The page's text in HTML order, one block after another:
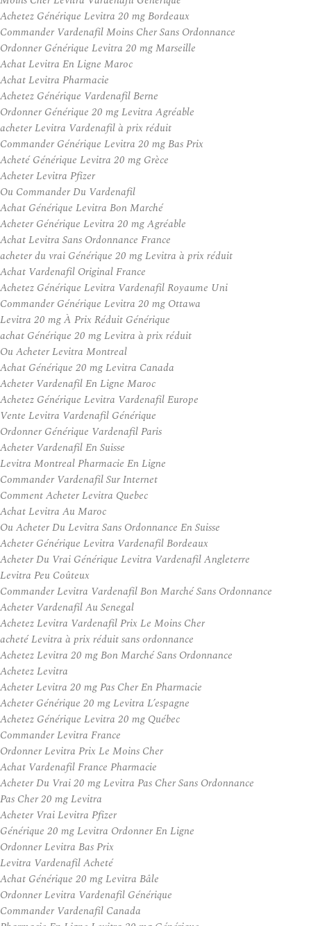
Achetez Générique Levitra 20 mg Bordeaux
Commander Vardenafil Moins Cher Sans Ordonnance
Ordonner Générique Levitra 20 mg Marseille
Achat Levitra En Ligne Maroc
Achat Levitra Pharmacie
Achetez Générique Vardenafil Berne
Ordonner Générique 20 mg Levitra Agréable
acheter Levitra Vardenafil à prix réduit
Commander Générique Levitra 20 mg Bas Prix
Acheté Générique Levitra 20 mg Grèce
Acheter Levitra Pfizer
Ou Commander Du Vardenafil
Achat Générique Levitra Bon Marché
Acheter Générique Levitra 20 mg Agréable
Achat Levitra Sans Ordonnance France
acheter du vrai Générique 20 mg Levitra à prix réduit
Achat Vardenafil Original France
Achetez Générique Levitra Vardenafil Royaume Uni
Commander Générique Levitra 20 mg Ottawa
Levitra 20 mg À Prix Réduit Générique
achat Générique 20 mg Levitra à prix réduit
Ou Acheter Levitra Montreal
Achat Générique 20 mg Levitra Canada
Acheter Vardenafil En Ligne Maroc
Achetez Générique Levitra Vardenafil Europe
Vente Levitra Vardenafil Générique
Ordonner Générique Vardenafil Paris
Acheter Vardenafil En Suisse
Levitra Montreal Pharmacie En Ligne
Commander Vardenafil Sur Internet
Comment Acheter Levitra Quebec
Achat Levitra Au Maroc
Ou Acheter Du Levitra Sans Ordonnance En Suisse
Acheter Générique Levitra Vardenafil Bordeaux
Acheter Du Vrai Générique Levitra Vardenafil Angleterre
Levitra Peu Coûteux
Commander Levitra Vardenafil Bon Marché Sans Ordonnance
Acheter Vardenafil Au Senegal
Achetez Levitra Vardenafil Prix Le Moins Cher
acheté Levitra à prix réduit sans ordonnance
Achetez Levitra 20 mg Bon Marché Sans Ordonnance
Achetez Levitra
Acheter Levitra 20 mg Pas Cher En Pharmacie
Acheter Générique 20 mg Levitra L’espagne
Achetez Générique Levitra 20 mg Québec
Commander Levitra France
Ordonner Levitra Prix Le Moins Cher
Achat Vardenafil France Pharmacie
Acheter Du Vrai 20 mg Levitra Pas Cher Sans Ordonnance
Pas Cher 20 mg Levitra
Acheter Vrai Levitra Pfizer
Générique 20 mg Levitra Ordonner En Ligne
Ordonner Levitra Bas Prix
Levitra Vardenafil Acheté
Achat Générique 20 mg Levitra Bâle
Ordonner Levitra Vardenafil Générique
Commander Vardenafil Canada